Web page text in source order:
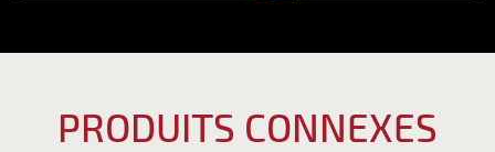
PRODUITS CONNEXES